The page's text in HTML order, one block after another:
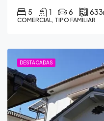
5 1 6 633
COMERCIAL, TIPO FAMILIAR
DESTACADAS